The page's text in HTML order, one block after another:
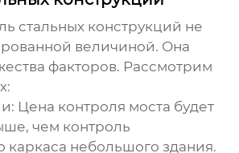
стальных конструкций не
величиной. Она
факторов. Рассмотрим
Цена контроля моста будет
чем контроль
каркаса небольшого здания.